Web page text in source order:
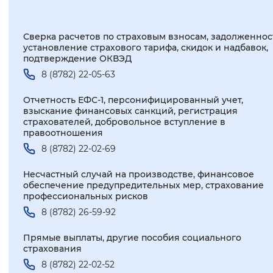
Сверка расчетов по страховым взносам,
установление страхового тарифа, скидок и надбавок,
подтверждение ОКВЭД
8 (8782) 22-05-63
Отчетность ЕФС-1, персонифицированный учет,
взыскание финансовых санкций, регистрация
страхователей, добровольное вступление в
правоотношения
8 (8782) 22-02-69
Несчастный случай на производстве, финансовое
обеспечение предупредительных мер, страхование
профессиональных рисков
8 (8782) 26-59-92
Прямые выплаты, другие пособия социального
страхования
8 (8782) 22-02-52